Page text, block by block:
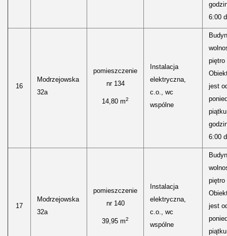
6:00
16
Modrzejowska
32a
pomieszczenie
nr 134
14,80 m2
Instalacja
elektryczna,
c.o., wc
wspólne
piętro
jest
6:00
17
Modrzejowska
32a
pomieszczenie
nr 140
39,95 m2
Instalacja
elektryczna,
c.o., wc
wspólne
piętro
jest